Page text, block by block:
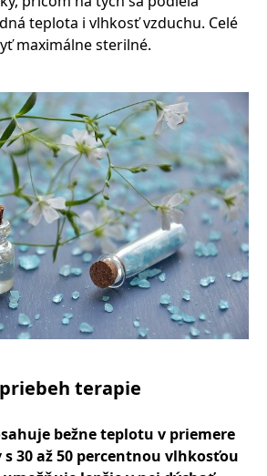
teplota i vlhkosť vzduchu. Celé
maximálne sterilné.
terapie
bežne teplotu v priemere
30 až 50 percentnou vlhkosťou